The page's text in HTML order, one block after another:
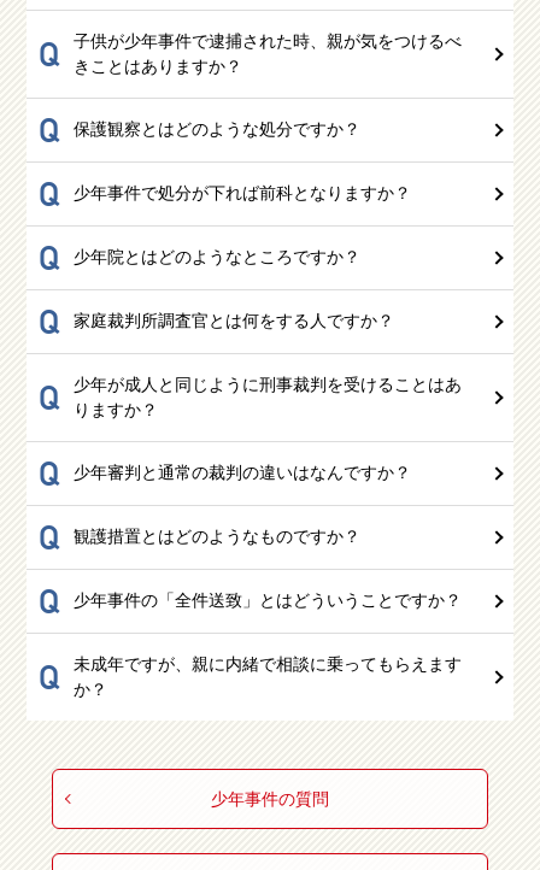
Q
子供が少年事件で逮捕された時、親が気をつけるべ
きことはありますか？
Q 保護観察とはどのような処分ですか？
Q 少年事件で処分が下れば前科となりますか？
Q 少年院とはどのようなところですか？
Q 家庭裁判所調査官とは何をする人ですか？
Q
少年が成人と同じように刑事裁判を受けることはあ
りますか？
Q 少年審判と通常の裁判の違いはなんですか？
Q 観護措置とはどのようなものですか？
Q 少年事件の「全件送致」とはどういうことですか？
Q
未成年ですが、親に内緒で相談に乗ってもらえます
か？
少年事件の質問